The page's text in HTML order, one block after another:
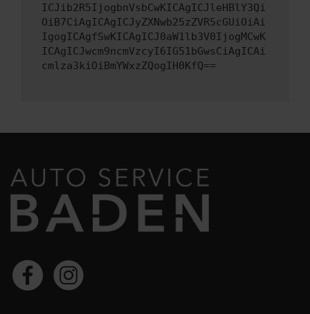
ICJib2R5IjogbnVsbCwKICAgICJleHBlY3Qi
OiB7CiAgICAgICJyZXNwb25zZVR5cGUiOiAi
IgogICAgfSwKICAgICJ0aW1lb3V0IjogMCwK
ICAgICJwcm9ncmVzcyI6IG51bGwsCiAgICAi
cmlza3kiOiBmYWxzZQogIH0KfQ==